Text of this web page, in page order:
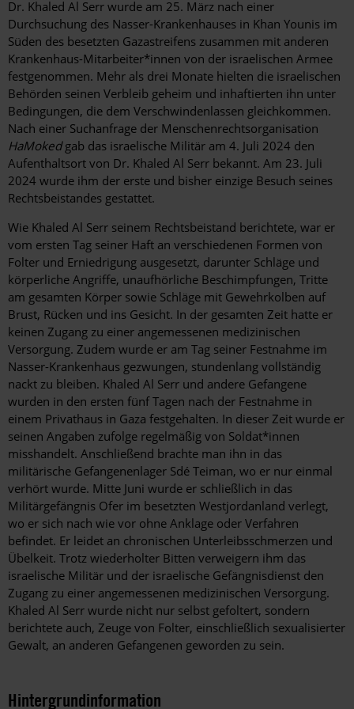
Dr. Khaled Al Serr wurde am 25. März nach einer
Durchsuchung des Nasser-Krankenhauses in Khan Younis im
Süden des besetzten Gazastreifens zusammen mit anderen
Krankenhaus-Mitarbeiter*innen von der israelischen Armee
festgenommen. Mehr als drei Monate hielten die israelischen
Behörden seinen Verbleib geheim und inhaftierten ihn unter
Bedingungen, die dem Verschwindenlassen gleichkommen.
Nach einer Suchanfrage der Menschenrechtsorganisation
HaMokedgab das israelische Militär am 4. Juli 2024 den
Aufenthaltsort von Dr. Khaled Al Serr bekannt. Am 23. Juli
2024 wurde ihm der erste und bisher einzige Besuch seines
Rechtsbeistandes gestattet.
Wie Khaled Al Serr seinem Rechtsbeistand berichtete, war er
vom ersten Tag seiner Haft an verschiedenen Formen von
Folter und Erniedrigung ausgesetzt, darunter Schläge und
körperliche Angriffe, unaufhörliche Beschimpfungen, Tritte
am gesamten Körper sowie Schläge mit Gewehrkolben auf
Brust, Rücken und ins Gesicht. In der gesamten Zeit hatte er
keinen Zugang zu einer angemessenen medizinischen
Versorgung. Zudem wurde er am Tag seiner Festnahme im
Nasser-Krankenhaus gezwungen, stundenlang vollständig
nackt zu bleiben. Khaled Al Serr und andere Gefangene
wurden in den ersten fünf Tagen nach der Festnahme in
einem Privathaus in Gaza festgehalten. In dieser Zeit wurde er
seinen Angaben zufolge regelmäßig von Soldat*innen
misshandelt. Anschließend brachte man ihn in das
militärische Gefangenenlager Sdé Teiman, wo er nur einmal
verhört wurde. Mitte Juni wurde er schließlich in das
Militärgefängnis Ofer im besetzten Westjordanland verlegt,
wo er sich nach wie vor ohne Anklage oder Verfahren
befindet. Er leidet an chronischen Unterleibsschmerzen und
Übelkeit. Trotz wiederholter Bitten verweigern ihm das
israelische Militär und der israelische Gefängnisdienst den
Zugang zu einer angemessenen medizinischen Versorgung.
Khaled Al Serr wurde nicht nur selbst gefoltert, sondern
berichtete auch, Zeuge von Folter, einschließlich sexualisierter
Gewalt, an anderen Gefangenen geworden zu sein.
Hintergrundinformation